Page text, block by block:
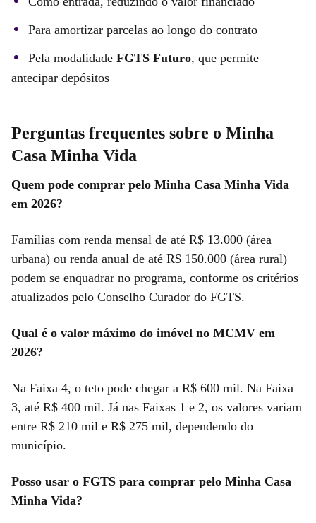
Para amortizar parcelas ao longo do contrato
Pela modalidade FGTS Futuro, que permite
antecipar depósitos
Perguntas frequentes sobre o Minha
Casa Minha Vida
Quem pode comprar pelo Minha Casa Minha Vida
em 2026?
Famílias com renda mensal de até R$ 13.000 (área
urbana) ou renda anual de até R$ 150.000 (área rural)
podem se enquadrar no programa, conforme os critérios
atualizados pelo Conselho Curador do FGTS.
Qual é o valor máximo do imóvel no MCMV em
2026?
Na Faixa 4, o teto pode chegar a R$ 600 mil. Na Faixa
3, até R$ 400 mil. Já nas Faixas 1 e 2, os valores variam
entre R$ 210 mil e R$ 275 mil, dependendo do
município.
Posso usar o FGTS para comprar pelo Minha Casa
Minha Vida?